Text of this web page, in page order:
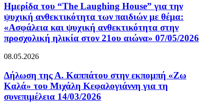
Ημερίδα του “The Laughing House” για την
ψυχική ανθεκτικότητα των παιδιών με θέμα:
«Ασφάλεια και ψυχική ανθεκτικότητα στην
προσχολική ηλικία στον 21ου αιώνα» 07/05/2026
08.05.2026
Δήλωση της Α. Καππάτου στην εκπομπή «Ζω
Καλά» του Μιχάλη Κεφαλογιάννη για τη
συνεπιμέλεια 14/03/2026